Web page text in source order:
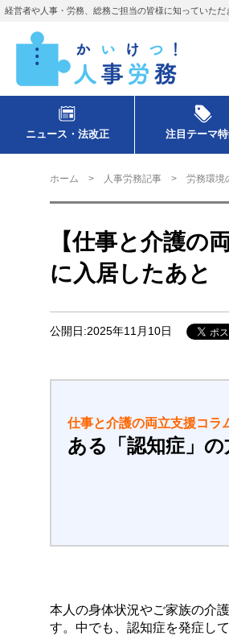
経営者や人事・労務、総務ご担当の皆様に知っていた
ニュース・法改正 注目テーマ
ホーム 人事労務記事 労務環境
【仕事と介護の
に入居したあと
公開日:2025年11月10日
仕事と介護の両立支援コラ
ある「認知症」
本人の身体状況やご家族の介
す。中でも、認知症を発症し